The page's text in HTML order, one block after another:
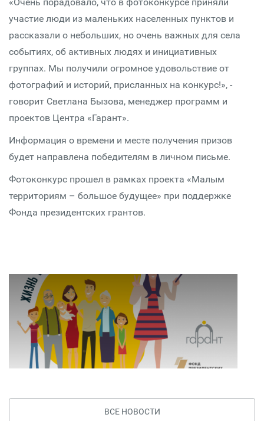
участие люди из маленьких населенных пунктов и
рассказали о небольших, но очень важных для села
событиях, об активных людях и инициативных
группах. Мы получили огромное удовольствие от
фотографий и историй, присланных на конкурс!», -
говорит Светлана Бызова, менеджер программ и
проектов Центра «Гарант».
Информация о времени и месте получения призов
будет направлена победителям в личном письме.
Фотоконкурс прошел в рамках проекта «Малым
территориям – большое будущее» при поддержке
Фонда президентских грантов.
ВСЕ НОВОСТИ